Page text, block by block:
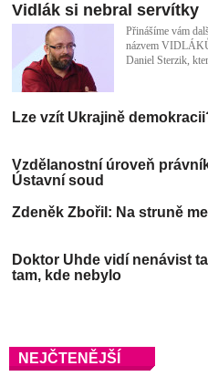
Vidlák si nebral servítky
Přinášíme vám
názvem
Daniel Sterzik,
Lze vzít Ukrajině
Vzdělanostní úroveň
Ústavní soud
Zdeněk Zbořil: Na struně
Doktor Uhde vidí nenávist
tam, kde nebylo
NEJČTENĚJŠÍ